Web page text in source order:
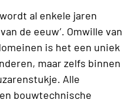
al enkele jaren
de eeuw’. Omwille van
is het een uniek
maar zelfs binnen
Alle
bouwtechnische